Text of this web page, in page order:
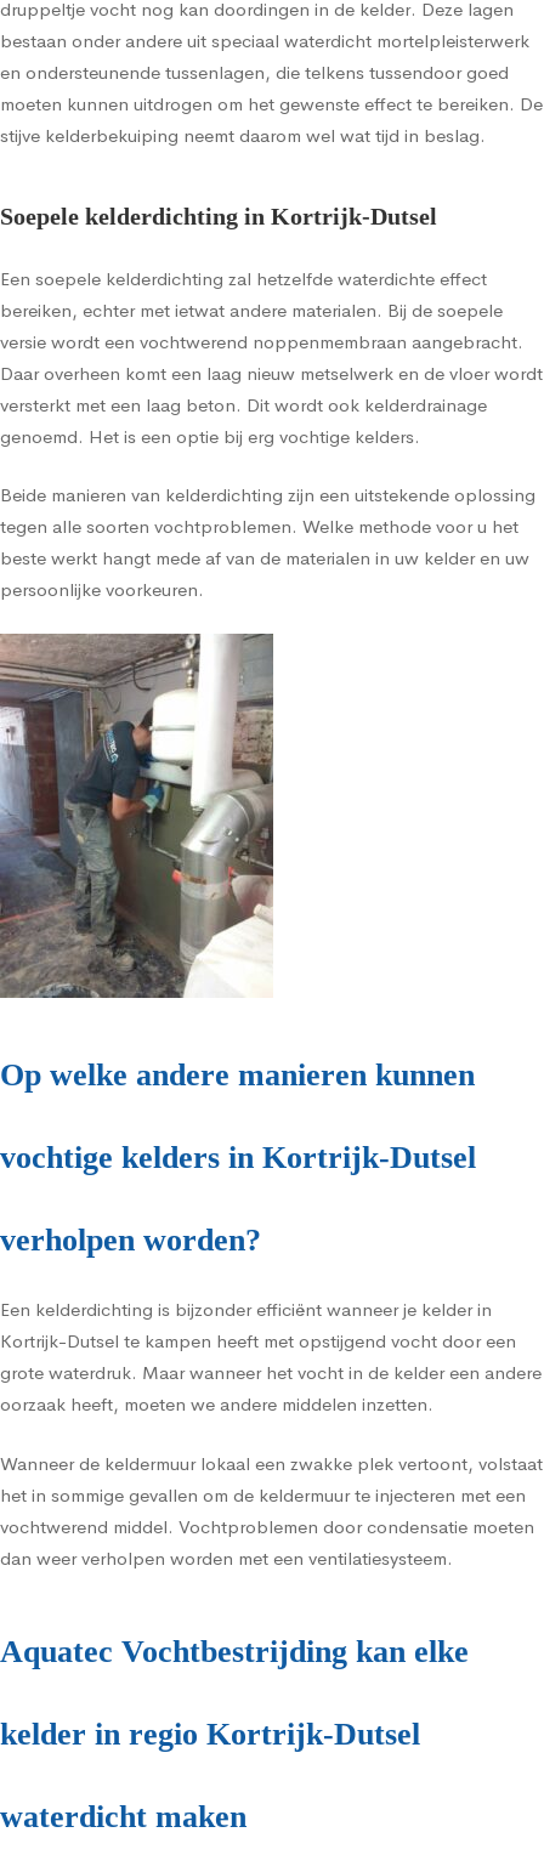
druppeltje vocht nog kan doordingen in de kelder. Deze lagen
bestaan onder andere uit speciaal waterdicht mortelpleisterwerk
en ondersteunende tussenlagen, die telkens tussendoor goed
moeten kunnen uitdrogen om het gewenste effect te bereiken. De
stijve kelderbekuiping neemt daarom wel wat tijd in beslag.
Soepele kelderdichting in Kortrijk-Dutsel
Een soepele kelderdichting zal hetzelfde waterdichte effect
bereiken, echter met ietwat andere materialen. Bij de soepele
versie wordt een vochtwerend noppenmembraan aangebracht.
Daar overheen komt een laag nieuw metselwerk en de vloer wordt
versterkt met een laag beton. Dit wordt ook kelderdrainage
genoemd. Het is een optie bij erg vochtige kelders.
Beide manieren van kelderdichting zijn een uitstekende oplossing
tegen alle soorten vochtproblemen. Welke methode voor u het
beste werkt hangt mede af van de materialen in uw kelder en uw
persoonlijke voorkeuren.
Op welke andere manieren kunnen
vochtige kelders in Kortrijk-Dutsel
verholpen worden?
Een kelderdichting is bijzonder efficiënt wanneer je kelder in
Kortrijk-Dutsel te kampen heeft met opstijgend vocht door een
grote waterdruk. Maar wanneer het vocht in de kelder een andere
oorzaak heeft, moeten we andere middelen inzetten.
Wanneer de keldermuur lokaal een zwakke plek vertoont, volstaat
het in sommige gevallen om de keldermuur te injecteren met een
vochtwerend middel. Vochtproblemen door condensatie moeten
dan weer verholpen worden met een ventilatiesysteem.
Aquatec Vochtbestrijding kan elke
kelder in regio Kortrijk-Dutsel
waterdicht maken